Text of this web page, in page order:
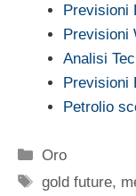
Previsioni
Previsioni
Analisi
Previsioni
Petrolio
Categorie
Oro
Tag
gold future,